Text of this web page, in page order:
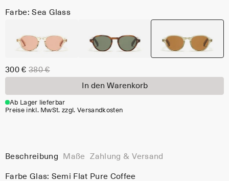
Farbe: Sea Glass
300 € 380 €
In den Warenkorb
Ab Lager lieferbar
Preise inkl. MwSt. zzgl. Versandkosten
Beschreibung Maße Zahlung & Versand
Farbe Glas: Semi Flat Pure Coffee